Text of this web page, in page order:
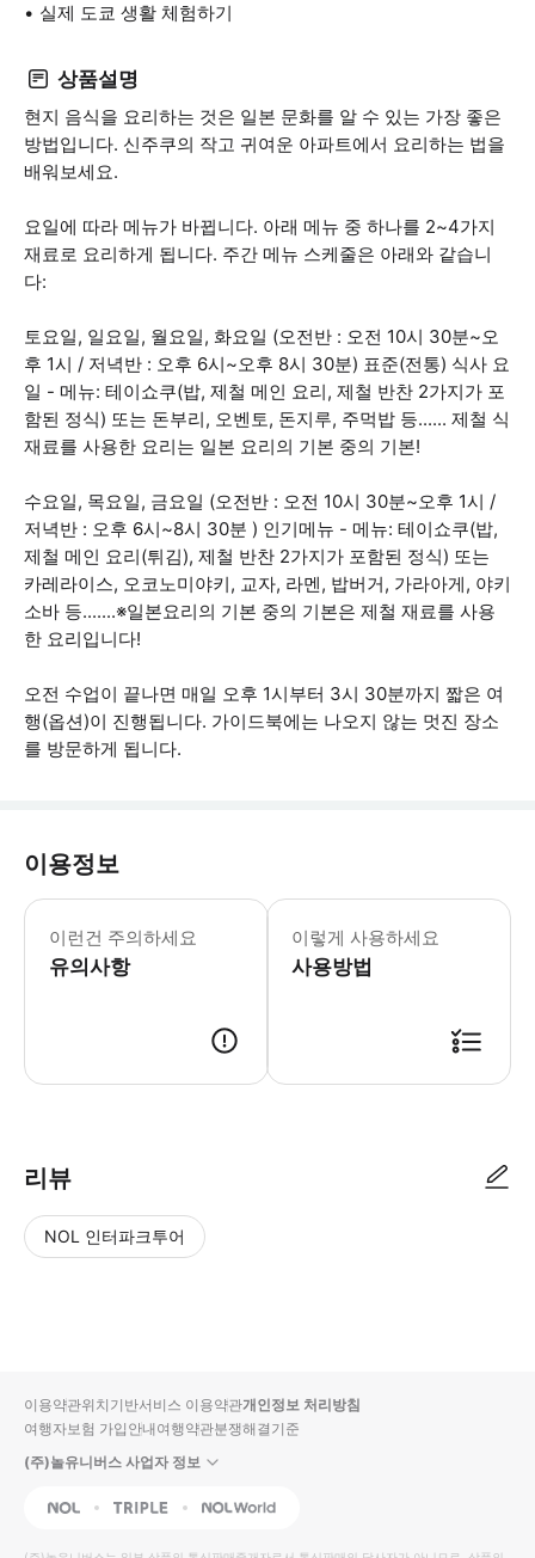
실제 도쿄 생활 체험하기
상품설명
현지 음식을 요리하는 것은 일본 문화를 알 수 있는 가장 좋은
방법입니다. 신주쿠의 작고 귀여운 아파트에서 요리하는 법을
배워보세요.
요일에 따라 메뉴가 바뀝니다. 아래 메뉴 중 하나를 2~4가지
재료로 요리하게 됩니다. 주간 메뉴 스케줄은 아래와 같습니
다:
토요일, 일요일, 월요일, 화요일 (오전반 : 오전 10시 30분~오
후 1시 / 저녁반 : 오후 6시~오후 8시 30분) 표준(전통) 식사 요
일 - 메뉴: 테이쇼쿠(밥, 제철 메인 요리, 제철 반찬 2가지가 포
함된 정식) 또는 돈부리, 오벤토, 돈지루, 주먹밥 등...... 제철 식
재료를 사용한 요리는 일본 요리의 기본 중의 기본!
수요일, 목요일, 금요일 (오전반 : 오전 10시 30분~오후 1시 /
저녁반 : 오후 6시~8시 30분 ) 인기메뉴 - 메뉴: 테이쇼쿠(밥,
제철 메인 요리(튀김), 제철 반찬 2가지가 포함된 정식) 또는
카레라이스, 오코노미야키, 교자, 라멘, 밥버거, 가라아게, 야키
소바 등.......※일본요리의 기본 중의 기본은 제철 재료를 사용
한 요리입니다!
오전 수업이 끝나면 매일 오후 1시부터 3시 30분까지 짧은 여
행(옵션)이 진행됩니다. 가이드북에는 나오지 않는 멋진 장소
를 방문하게 됩니다.
이용정보
이런건 주의하세요
유의사항
식단 제한 사항을 명확히 알려주시기
이렇게 사용하세요
사용방법
리뷰
NOL 인터파크투어
입니
다.
높
동
순
상
이용약관위치기반서비스 이용약관개인정보 처리방침
여행자보험 가입안내여행약관분쟁해결기준
(주)놀유니버스 사업자 정보
NOL Triple Interpark Global